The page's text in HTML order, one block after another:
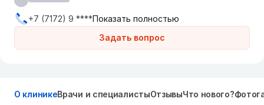
Задать вопрос
+7 (7172) 9 ****Показать полностью
О клиникеВрачи и специалистыОтзывыЧто нового?